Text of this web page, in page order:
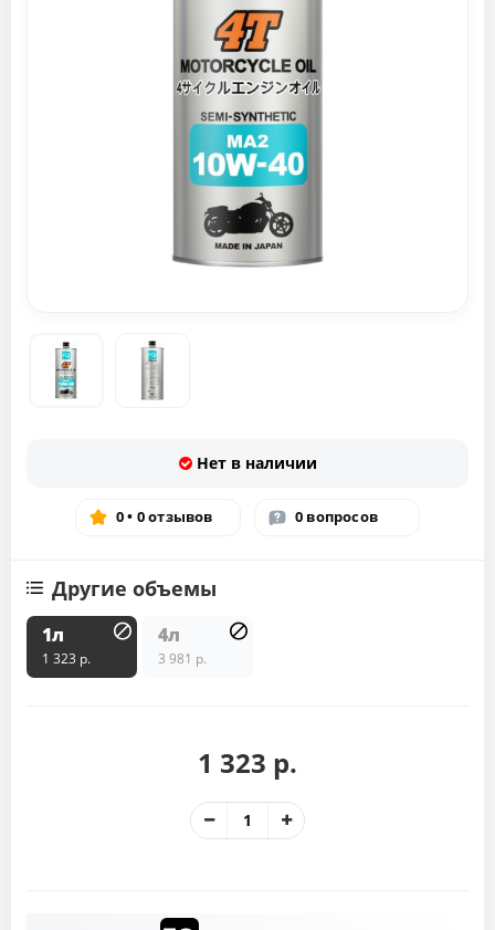
Нет в наличии
0 • 0 отзывов 0 вопросов
Другие объемы
1л
1 323 р.
4л
3 981 р.
1 323 р.